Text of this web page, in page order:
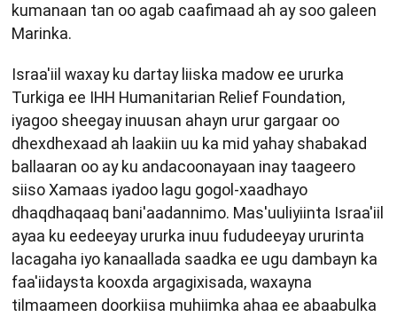
kumanaan tan oo agab caafimaad ah ay soo galeen
Marinka.
Israa'iil waxay ku dartay liiska madow ee ururka
Turkiga ee IHH Humanitarian Relief Foundation,
iyagoo sheegay inuusan ahayn urur gargaar oo
dhexdhexaad ah laakiin uu ka mid yahay shabakad
ballaaran oo ay ku andacoonayaan inay taageero
siiso Xamaas iyadoo lagu gogol-xaadhayo
dhaqdhaqaaq bani'aadannimo. Mas'uuliyiinta Israa'iil
ayaa ku eedeeyay ururka inuu fududeeyay ururinta
lacagaha iyo kanaallada saadka ee ugu dambayn ka
faa'iidaysta kooxda argagixisada, waxayna
tilmaameen doorkiisa muhiimka ahaa ee abaabulka